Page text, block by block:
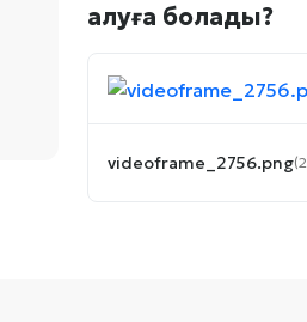
алуға болады?
videoframe_2756.png